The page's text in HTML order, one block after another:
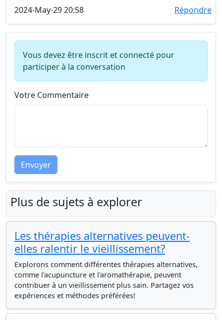
2024-May-29 20:58
Répondre
Vous devez être inscrit et connecté pour
participer à la conversation
Votre Commentaire
Envoyer
Plus de sujets à explorer
Les thérapies alternatives peuvent-
elles ralentir le vieillissement?
Explorons comment différentes thérapies alternatives,
comme l'acupuncture et l'aromathérapie, peuvent
contribuer à un vieillissement plus sain. Partagez vos
expériences et méthodes préférées!